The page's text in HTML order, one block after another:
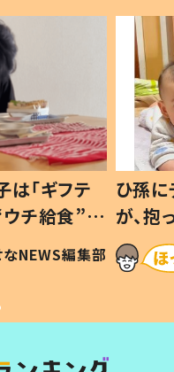
は「ギフテ
チ給食”を
#令和の親
なNEWS編集部
ひ孫
が、
「涙が
い」